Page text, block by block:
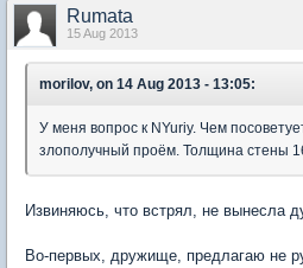
Rumata
15 Aug 2013
morilov, on 14 Aug 2013 - 13:05:
У меня вопрос к NYuriy. Чем
злополучный проём. Толщина стены
Извиняюсь, что встрял, не вынесла
Во-первых, дружище, предлагаю не